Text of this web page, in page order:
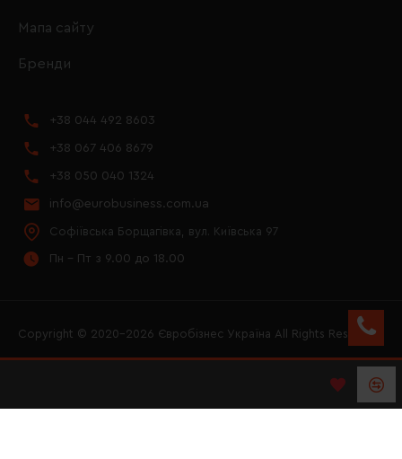
Мапа сайту
Бренди
+38 044 492 8603
+38 067 406 8679
+38 050 040 1324
info@eurobusiness.com.ua
Софіївська Борщагівка, вул. Київська 97
Пн - Пт з 9.00 до 18.00
Copyright © 2020–2026 Євробізнес Україна All Rights Reserved
LOGO ЄВРОБІЗНЕС